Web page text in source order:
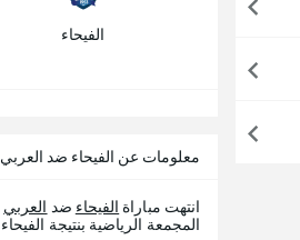
الفيحاء
معلومات عن الفيحاء ضد العربي
انتهت مباراة الفيحاء ضد العربي
المجمعة الرياضية بنتيجة الفيحاء 1 - 0 العربي.